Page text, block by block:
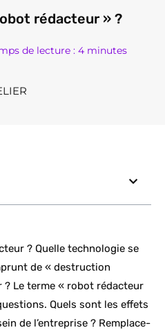
rédacteur » ?
de lecture : 4 minutes
? Quelle technologie se
de « destruction
? Le terme « robot rédacteur
Quels sont les effets
de l’entreprise ? Remplace-